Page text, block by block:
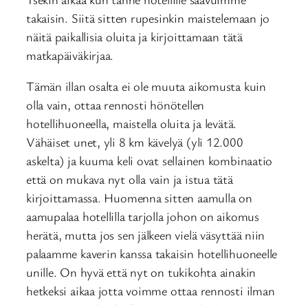
takaisin. Siitä sitten rupesinkin maistelemaan jo
näitä paikallisia oluita ja kirjoittamaan tätä
matkapäiväkirjaa.
Tämän illan osalta ei ole muuta aikomusta kuin
olla vain, ottaa rennosti hönötellen
hotellihuoneella, maistella oluita ja levätä.
Vähäiset unet, yli 8 km kävelyä (yli 12.000
askelta) ja kuuma keli ovat sellainen kombinaatio
että on mukava nyt olla vain ja istua tätä
kirjoittamassa. Huomenna sitten aamulla on
aamupalaa hotellilla tarjolla johon on aikomus
herätä, mutta jos sen jälkeen vielä väsyttää niin
palaamme kaverin kanssa takaisin hotellihuoneelle
unille. On hyvä että nyt on tukikohta ainakin
hetkeksi aikaa jotta voimme ottaa rennosti ilman